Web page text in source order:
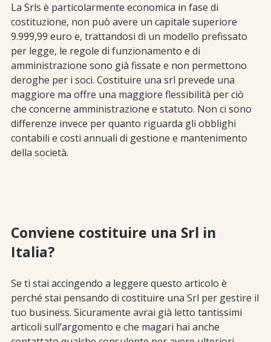
La Srls è particolarmente economica in fase di
costituzione, non può avere un capitale superiore
9.999,99 euro e, trattandosi di un modello prefissato
per legge, le regole di funzionamento e di
amministrazione sono già fissate e non permettono
deroghe per i soci. Costituire una srl prevede una
maggiore ma offre una maggiore flessibilità per ciò
che concerne amministrazione e statuto. Non ci sono
differenze invece per quanto riguarda gli obblighi
contabili e costi annuali di gestione e mantenimento
della società.
Conviene costituire una Srl in
Italia?
Se ti stai accingendo a leggere questo articolo è
perché stai pensando di costituire una Srl per gestire il
tuo business. Sicuramente avrai già letto tantissimi
articoli sull’argomento e che magari hai anche